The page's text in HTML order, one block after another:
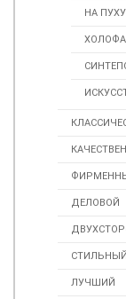
НА ПУХУ
ДЕЛОВОЙ
СТИЛЬНЫЙ
ЛУЧШИЙ